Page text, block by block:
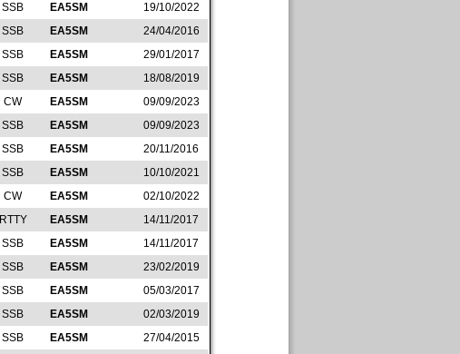
SSB EA5SM
19/10/2022
SSB EA5SM
24/04/2016
SSB EA5SM
29/01/2017
SSB EA5SM
18/08/2019
CW EA5SM
09/09/2023
SSB EA5SM
09/09/2023
SSB EA5SM
20/11/2016
SSB EA5SM
10/10/2021
CW EA5SM
02/10/2022
RTTY EA5SM
14/11/2017
SSB EA5SM
14/11/2017
SSB EA5SM
23/02/2019
SSB EA5SM
05/03/2017
SSB EA5SM
02/03/2019
SSB EA5SM
27/04/2015